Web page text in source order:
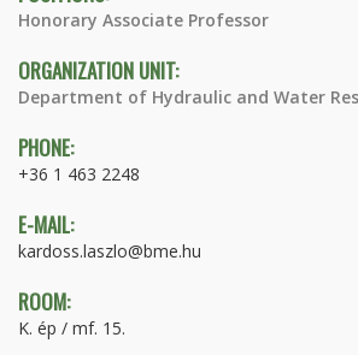
Honorary Associate Professor
ORGANIZATION UNIT:
Department of Hydraulic and Water
PHONE:
+36 1 463 2248
E-MAIL:
kardoss.laszlo@bme.hu
ROOM:
K. ép / mf. 15.